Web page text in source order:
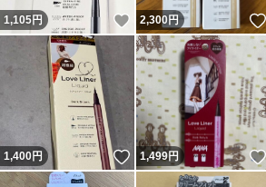
1,105円 いいね！
2,300円
1,400円 いいね！
1,499円